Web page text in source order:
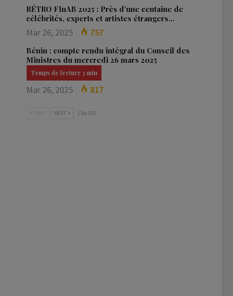
RÉTRO FInAB 2025 : Près d’une centaine de
célébrités, experts et artistes étrangers…
Mar 26, 2025 757
Bénin : compte rendu intégral du Conseil des
Ministres du mercredi 26 mars 2025
Mar 26, 2025 817
NEXT 1 De 533